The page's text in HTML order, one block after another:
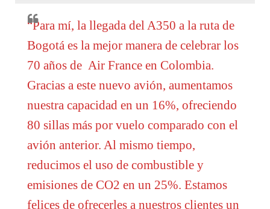
“Para mí, la llegada del A350 a la ruta de
Bogotá es la mejor manera de celebrar los
70 años de Air France en Colombia.
Gracias a este nuevo avión, aumentamos
nuestra capacidad en un 16%, ofreciendo
80 sillas más por vuelo comparado con el
avión anterior. Al mismo tiempo,
reducimos el uso de combustible y
emisiones de CO2 en un 25%. Estamos
felices de ofrecerles a nuestros clientes un